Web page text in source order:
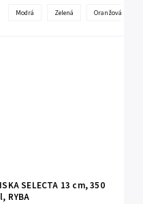
Modrá Zelená Oranžová
SELECTA 13 cm, 350
RYBA